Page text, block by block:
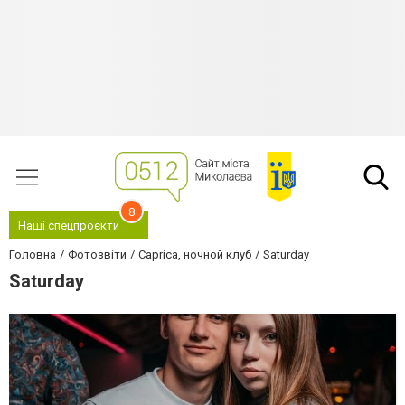
Наші спецпроєкти
8
Головна Фотозвіти Caprica, ночной клуб Saturday
Saturday